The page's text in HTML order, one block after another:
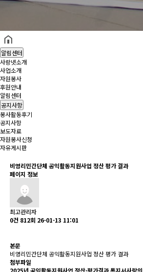
알림센터
사랑넷소개
사업소개
자원봉사
후원안내
알림센터
공지사항
봉사활동후기
공지사항
보도자료
자원봉사신청
자유게시판
비영리민간단체 공익활동지원사업 정산 평가 결과
페이지 정보
최고관리자
0건 812회 26-01-13 11:01
본문
비영리민간단체 공익활동지원사업 정산 평가 결과
첨부파일
2025년 공익활동지원사업 정산·평가결과 통지서사랑